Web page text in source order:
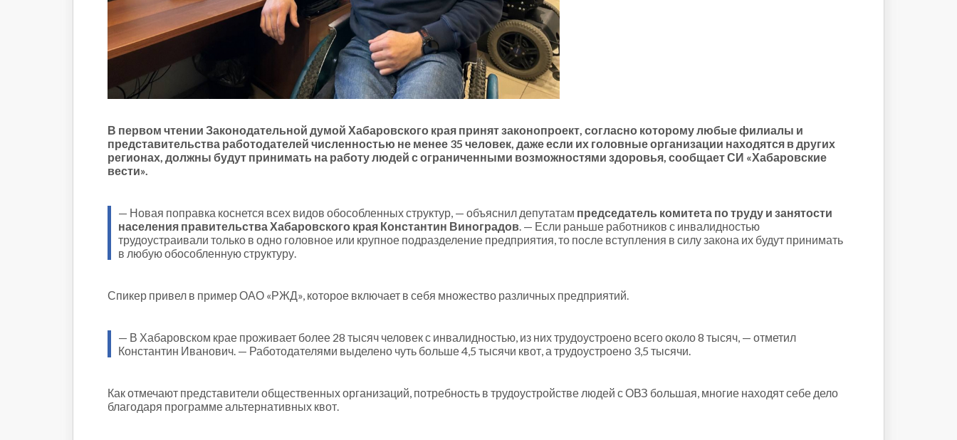
среда
Объясняем
Духовность
Паводок-2022
Выборы-2022
В первом чтении Законодательной думой Хабаровского края принят законопроект, согласно которому любые филиалы и
представительства работодателей численностью не менее 35 человек, даже если их головные организации находятся в других
регионах, должны будут принимать на работу людей с ограниченными возможностями здоровья, сообщает СИ «Хабаровские
вести».
— Новая поправка коснется всех видов обособленных структур, — объяснил депутатам председатель комитета по труду и занятости
населения правительства Хабаровского края Константин Виноградов . — Если раньше работников с инвалидностью
трудоустраивали только в одно головное или крупное подразделение предприятия, то после вступления в силу закона их будут принимать
в любую обособленную структуру.
Спикер привел в пример ОАО «РЖД», которое включает в себя множество различных предприятий.
— В Хабаровском крае проживает более 28 тысяч человек с инвалидностью, из них трудоустроено всего около 8 тысяч, — отметил
Константин Иванович. — Работодателями выделено чуть больше 4,5 тысячи квот, а трудоустроено 3,5 тысячи.
Как отмечают представители общественных организаций, потребность в трудоустройстве людей с ОВЗ большая, многие находят себе дело
благодаря программе альтернативных квот.